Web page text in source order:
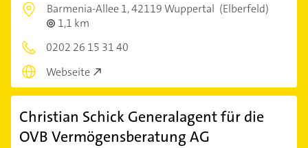
Barmenia-Allee 1,42119 Wuppertal (Elberfeld)
1,1 km
0202 26 15 31 40
Webseite
Christian Schick Generalagent für die
OVB Vermögensberatung AG